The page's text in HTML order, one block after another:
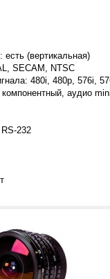
есть (вертикальная)
SECAM, NTSC
480i, 480p, 576i,
аудио
232